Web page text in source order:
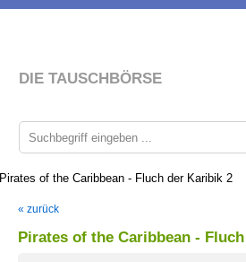
DIE TAUSCHBÖRSE
Pirates of the Caribbean - Fluch der Karibik 2
« zurück
Pirates of the Caribbean -